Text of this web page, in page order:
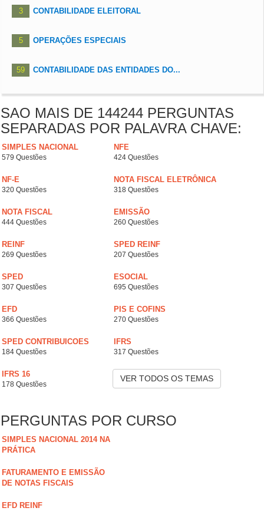
3 CONTABILIDADE ELEITORAL
5 OPERAÇÕES ESPECIAIS
59 CONTABILIDADE DAS ENTIDADES DO...
SAO MAIS DE 144244 PERGUNTAS
SEPARADAS POR PALAVRA CHAVE:
SIMPLES NACIONAL
579 Questões
NFE
424 Questões
NF-E
320 Questões
NOTA FISCAL ELETRÔNICA
318 Questões
NOTA FISCAL
444 Questões
EMISSÃO
260 Questões
REINF
269 Questões
SPED REINF
207 Questões
SPED
307 Questões
ESOCIAL
695 Questões
EFD
366 Questões
PIS E COFINS
270 Questões
SPED CONTRIBUICOES
184 Questões
IFRS
317 Questões
IFRS 16
178 Questões
VER TODOS OS TEMAS
PERGUNTAS POR CURSO
SIMPLES NACIONAL 2014 NA
PRÁTICA
FATURAMENTO E EMISSÃO
DE NOTAS FISCAIS
EFD REINF